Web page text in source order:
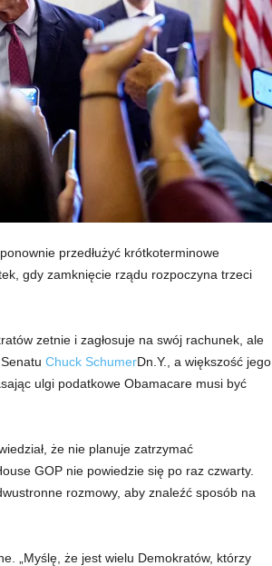
przedłużyć krótkoterminowe
gdy zamknięcie rządu rozpoczyna trzeci
zetnie i zagłosuje na swój rachunek, ale
Chuck SchumerDn.Y., a większość jego
ulgi podatkowe Obamacare musi być
że nie planuje zatrzymać
GOP nie powiedzie się po raz czwarty.
rozmowy, aby znaleźć sposób na
„Myślę, że jest wielu Demokratów, którzy